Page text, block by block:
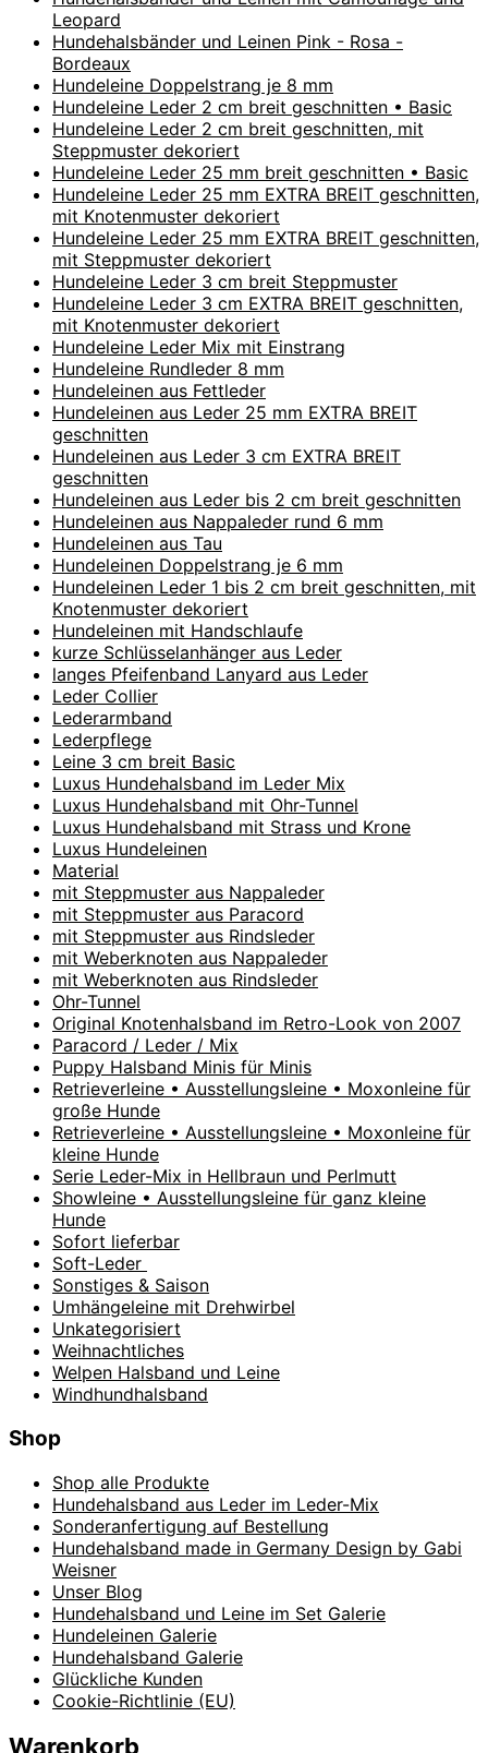
Leopard
Hundehalsbänder und Leinen Pink - Rosa -
Bordeaux
Hundeleine Doppelstrang je 8 mm
Hundeleine Leder 2 cm breit geschnitten • Basic
Hundeleine Leder 2 cm breit geschnitten, mit
Steppmuster dekoriert
Hundeleine Leder 25 mm breit geschnitten • Basic
Hundeleine Leder 25 mm EXTRA BREIT geschnitten,
mit Knotenmuster dekoriert
Hundeleine Leder 25 mm EXTRA BREIT geschnitten,
mit Steppmuster dekoriert
Hundeleine Leder 3 cm breit Steppmuster
Hundeleine Leder 3 cm EXTRA BREIT geschnitten,
mit Knotenmuster dekoriert
Hundeleine Leder Mix mit Einstrang
Hundeleine Rundleder 8 mm
Hundeleinen aus Fettleder
Hundeleinen aus Leder 25 mm EXTRA BREIT
geschnitten
Hundeleinen aus Leder 3 cm EXTRA BREIT
geschnitten
Hundeleinen aus Leder bis 2 cm breit geschnitten
Hundeleinen aus Nappaleder rund 6 mm
Hundeleinen aus Tau
Hundeleinen Doppelstrang je 6 mm
Hundeleinen Leder 1 bis 2 cm breit geschnitten, mit
Knotenmuster dekoriert
Hundeleinen mit Handschlaufe
kurze Schlüsselanhänger aus Leder
langes Pfeifenband Lanyard aus Leder
Leder Collier
Lederarmband
Lederpflege
Leine 3 cm breit Basic
Luxus Hundehalsband im Leder Mix
Luxus Hundehalsband mit Ohr-Tunnel
Luxus Hundehalsband mit Strass und Krone
Luxus Hundeleinen
Material
mit Steppmuster aus Nappaleder
mit Steppmuster aus Paracord
mit Steppmuster aus Rindsleder
mit Weberknoten aus Nappaleder
mit Weberknoten aus Rindsleder
Ohr-Tunnel
Original Knotenhalsband im Retro-Look von 2007
Paracord / Leder / Mix
Puppy Halsband Minis für Minis
Retrieverleine • Ausstellungsleine • Moxonleine für
große Hunde
Retrieverleine • Ausstellungsleine • Moxonleine für
kleine Hunde
Serie Leder-Mix in Hellbraun und Perlmutt
Showleine • Ausstellungsleine für ganz kleine
Hunde
Sofort lieferbar
Soft-Leder
Sonstiges & Saison
Umhängeleine mit Drehwirbel
Unkategorisiert
Weihnachtliches
Welpen Halsband und Leine
Windhundhalsband
Shop
Shop alle Produkte
Hundehalsband aus Leder im Leder-Mix
Sonderanfertigung auf Bestellung
Hundehalsband made in Germany Design by Gabi
Weisner
Unser Blog
Hundehalsband und Leine im Set Galerie
Hundeleinen Galerie
Hundehalsband Galerie
Glückliche Kunden
Cookie-Richtlinie (EU)
Warenkorb